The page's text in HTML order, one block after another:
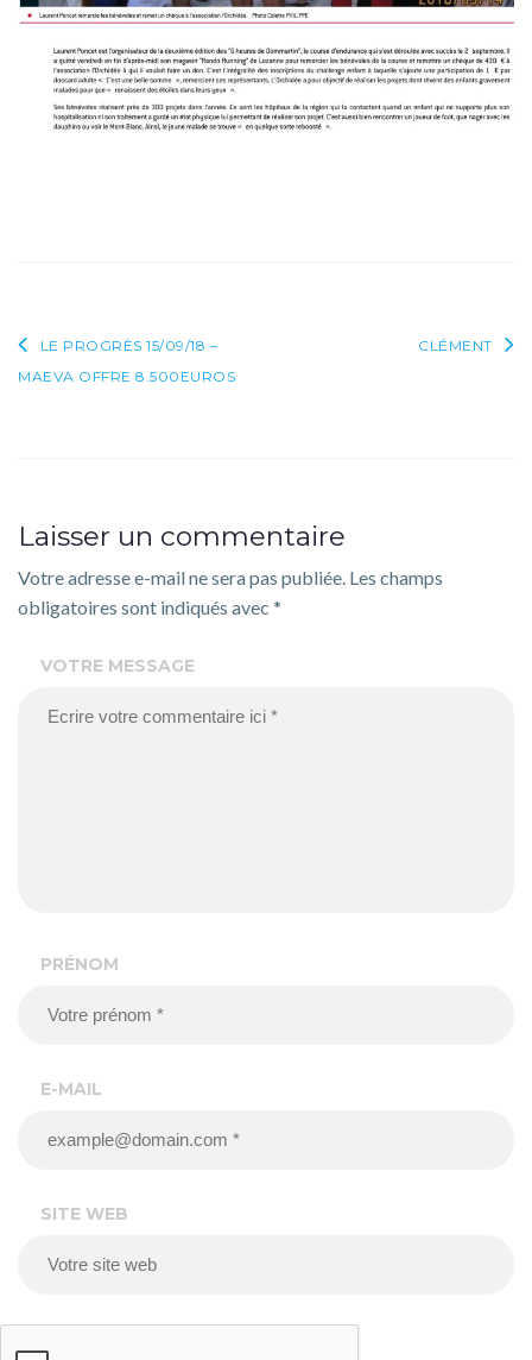
Navigation
de
LE PROGRÈS 15/09/18 –
MAEVA OFFRE 8.500EUROS
CLÉMENT
Laisser un commentaire
Votre adresse e-mail ne sera pas publiée. Les champs
obligatoires sont indiqués avec *
VOTRE MESSAGE
PRÉNOM
E-MAIL
SITE WEB